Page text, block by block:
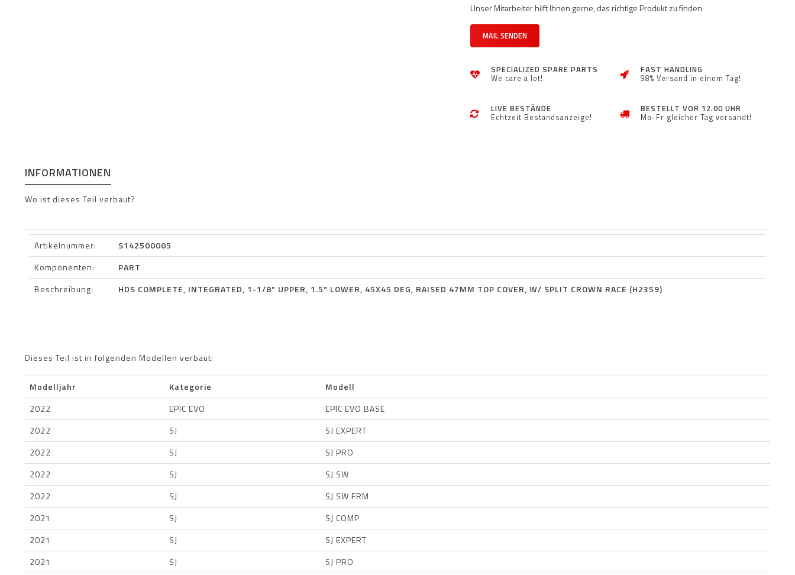
Unser Mitarbeiter hilft Ihnen gerne, das richtige Produkt zu finden
MAIL SENDEN
SPECIALIZED SPARE PARTS
We care a lot!
FAST HANDLING
98% Versand in einem Tag!
LIVE BESTÄNDE
Echtzeit Bestandsanzeige!
BESTELLT VOR 12.00 UHR
Mo-Fr gleicher Tag versandt!
INFORMATIONEN
Wo ist dieses Teil verbaut?
Artikelnummer:
S142500005
Komponenten:
PART
Beschreibung:
HDS COMPLETE, INTEGRATED, 1-1/8" UPPER, 1.5" LOWER, 45X45 DEG, RAISED 47MM TOP COVER, W/ SPLIT CROWN RACE (H2359)
Dieses Teil ist in folgenden Modellen verbaut:
Modelljahr Kategorie
Modell
2022
EPIC EVO
EPIC EVO BASE
2022
SJ
SJ EXPERT
2022
SJ
SJ PRO
2022
SJ
SJ SW
2022
SJ
SJ SW FRM
2021
SJ
SJ COMP
2021
SJ
SJ EXPERT
2021
SJ
SJ PRO